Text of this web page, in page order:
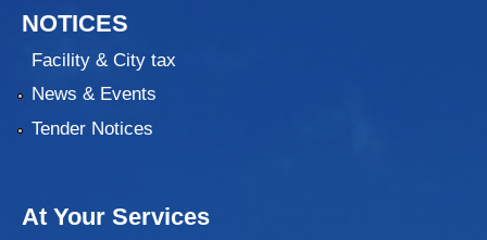
NOTICES
Facility & City tax
News & Events
Tender Notices
At Your Services